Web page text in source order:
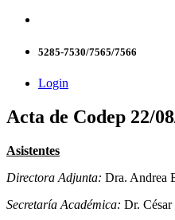
5285-7530/7565/7566
Login
Acta de Codep 22/
Asistentes
Directora Adjunta: Dra. Andrea
Secretaría Académica: Dr.